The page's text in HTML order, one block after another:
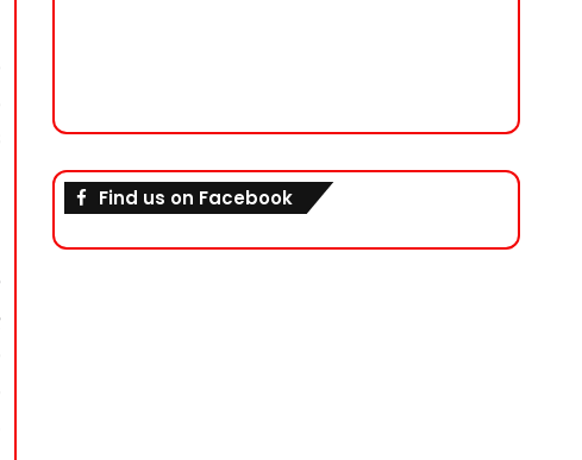
Find us on Facebook